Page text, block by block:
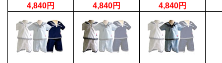
4,840円
4,840円
4,840円